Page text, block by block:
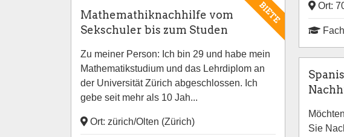
Ort:
BIETE
Mathemathiknachhilfe vom
Sekschuler bis zum Studen
Zu meiner Person: Ich bin 29 und habe mein
Mathematikstudium und das Lehrdiplom an
der Universität Zürich abgeschlossen. Ich
gebe seit mehr als 10 Jah...
Ort: zürich/Olten (Zürich)
Sie